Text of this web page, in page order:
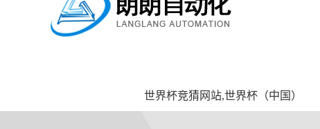
世界杯竞猜网站,世界杯（中国）